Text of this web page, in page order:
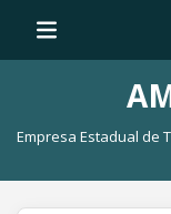
Empresa Estadual de